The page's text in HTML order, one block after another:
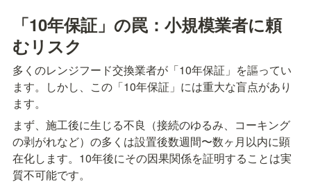
「10年保証」の罠：小規模業者に頼
むリスク
多くのレンジフード交換業者が「10年保証」を謳ってい
ます。しかし、この「10年保証」には重大な盲点があり
ます。
まず、施工後に生じる不良（接続のゆるみ、コーキング
の剥がれなど）の多くは設置後数週間〜数ヶ月以内に顕
在化します。10年後にその因果関係を証明することは実
質不可能です。